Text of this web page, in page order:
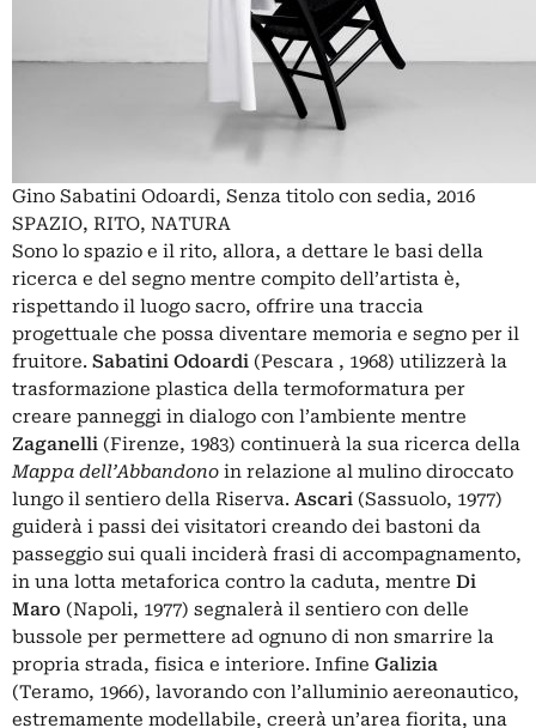
Gino Sabatini Odoardi, Senza titolo con sedia, 2016
SPAZIO, RITO, NATURA
Sono lo spazio e il rito, allora, a dettare le basi della
ricerca e del segno mentre compito dell’artista è,
rispettando il luogo sacro, offrire una traccia
progettuale che possa diventare memoria e segno per il
fruitore. Sabatini Odoardi (Pescara , 1968) utilizzerà la
trasformazione plastica della termoformatura per
creare panneggi in dialogo con l’ambiente mentre
Zaganelli (Firenze, 1983) continuerà la sua ricerca della
Mappa dell’Abbandono in relazione al mulino diroccato
lungo il sentiero della Riserva. Ascari (Sassuolo, 1977)
guiderà i passi dei visitatori creando dei bastoni da
passeggio sui quali inciderà frasi di accompagnamento,
in una lotta metaforica contro la caduta, mentre Di
Maro (Napoli, 1977) segnalerà il sentiero con delle
bussole per permettere ad ognuno di non smarrire la
propria strada, fisica e interiore. Infine Galizia
(Teramo, 1966), lavorando con l’alluminio aereonautico,
estremamente modellabile, creerà un’area fiorita, una